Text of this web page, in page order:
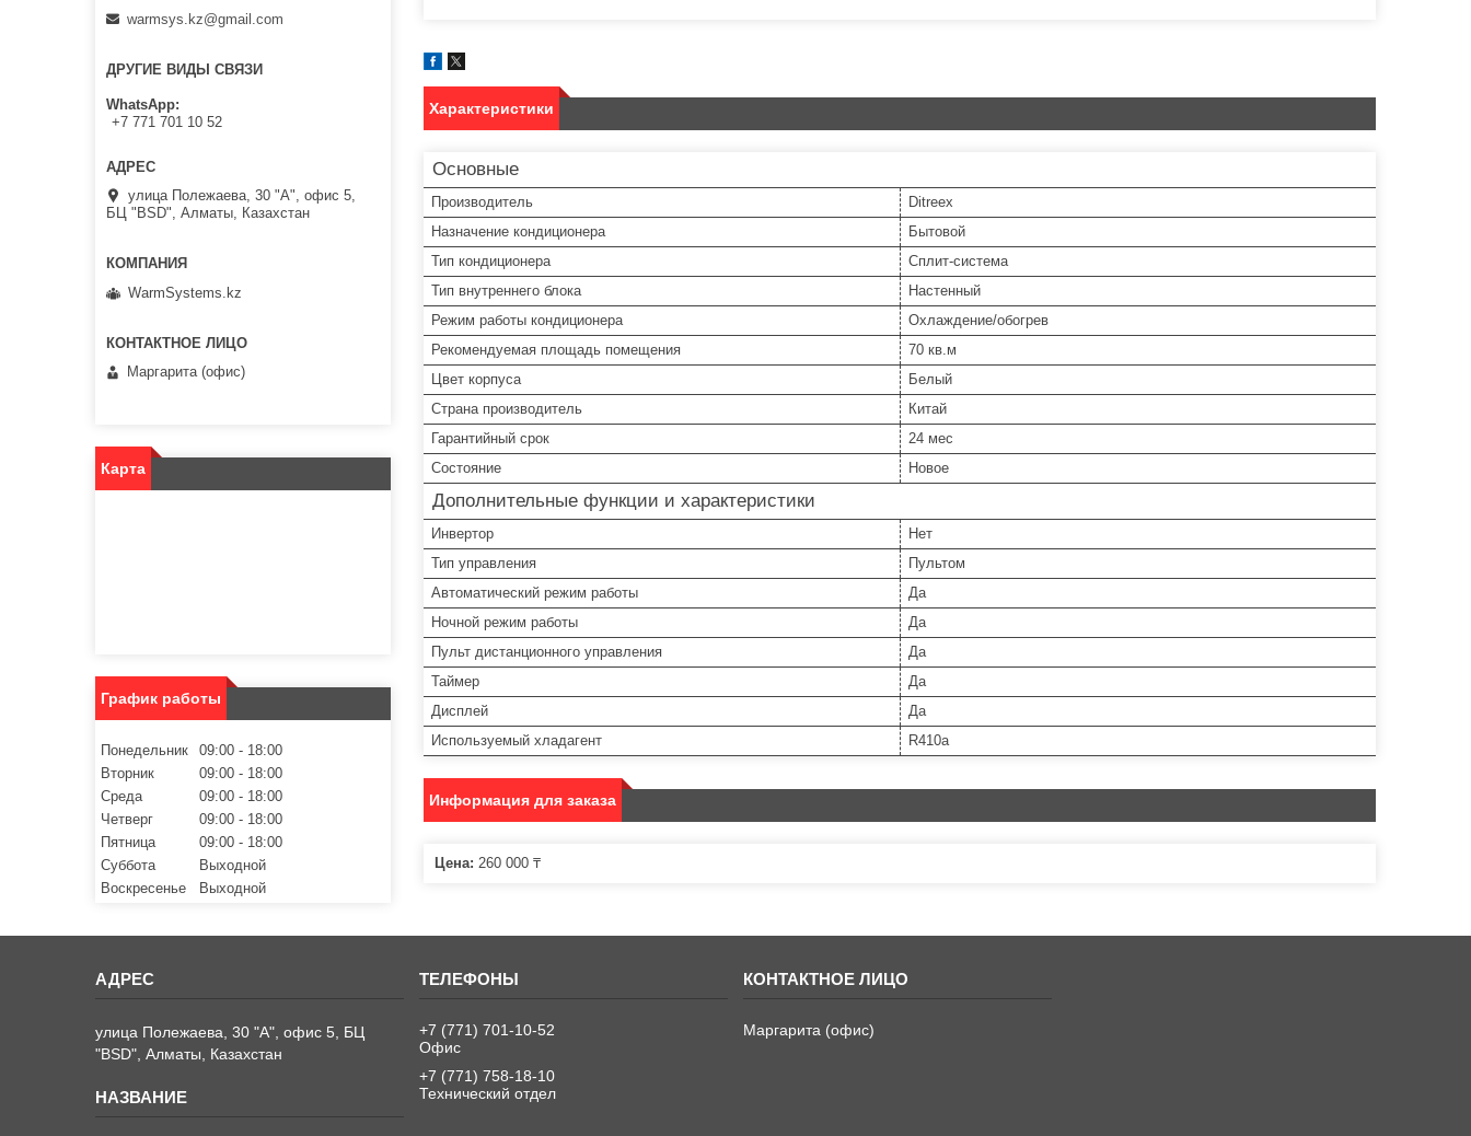
Характеристики
Основные
Производитель
Ditreex
Назначение кондиционера
Бытовой
Тип кондиционера
Сплит-система
Тип внутреннего блока
Настенный
Режим работы кондиционера
Охлаждение/обогрев
Рекомендуемая площадь помещения
70 кв.м
Цвет корпуса
Белый
Страна производитель
Китай
Гарантийный срок
24 мес
Состояние
Новое
Дополнительные функции и характеристики
Инвертор
Нет
Тип управления
Пультом
Автоматический режим работы
Да
Ночной режим работы
Да
Пульт дистанционного управления
Да
Таймер
Да
Дисплей
Да
Используемый хладагент
R410a
Информация для заказа
Цена: 260 000 ₸
warmsys.kz@gmail.com
ДРУГИЕ ВИДЫ СВЯЗИ
WhatsApp
+7 771 701 10 52
улица Полежаева, 30 "А", офис 5,
БЦ "BSD", Алматы, Казахстан
WarmSystems.kz
Маргарита (офис)
Карта
График работы
Понедельник 09:00
18:00
Вторник
09:00
18:00
Среда
09:00
18:00
Четверг
09:00
18:00
Пятница
09:00
18:00
Суббота
Выходной
Воскресенье
Выходной
улица Полежаева, 30 "А", офис 5, БЦ
"BSD", Алматы, Казахстан
+7 (771) 701-10-52
Офис
+7 (771) 758-18-10
Технический отдел
Маргарита (офис)